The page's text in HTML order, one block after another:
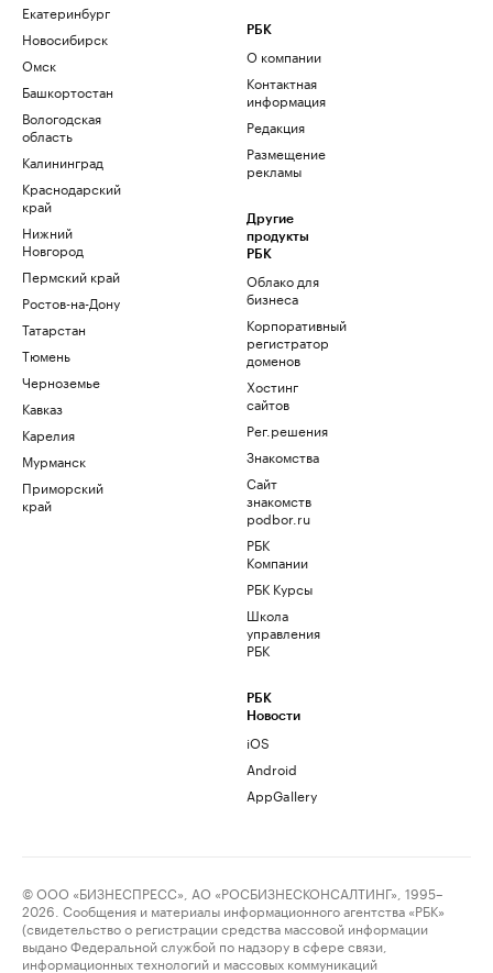
Екатеринбург
Новосибирск
Омск
Башкортостан
Вологодская
область
Калининград
Краснодарский
край
Нижний
Новгород
Пермский край
Ростов-на-Дону
Татарстан
Тюмень
Черноземье
Кавказ
Карелия
Мурманск
Приморский
край
РБК
О компании
Контактная
информация
Редакция
Размещение
рекламы
Другие
продукты
РБК
Облако для
бизнеса
Корпоративный
регистратор
доменов
Хостинг
сайтов
Рег.решения
Знакомства
Сайт
знакомств
podbor.ru
РБК
Компании
РБК Курсы
Школа
управления
РБК
РБК
Новости
iOS
Android
AppGallery
© ООО «БИЗНЕСПРЕСС», АО «РОСБИЗНЕСКОНСАЛТИНГ», 1995–
2026. Сообщения и материалы информационного агентства «РБК»
(свидетельство о регистрации средства массовой информации
выдано Федеральной службой по надзору в сфере связи,
информационных технологий и массовых коммуникаций